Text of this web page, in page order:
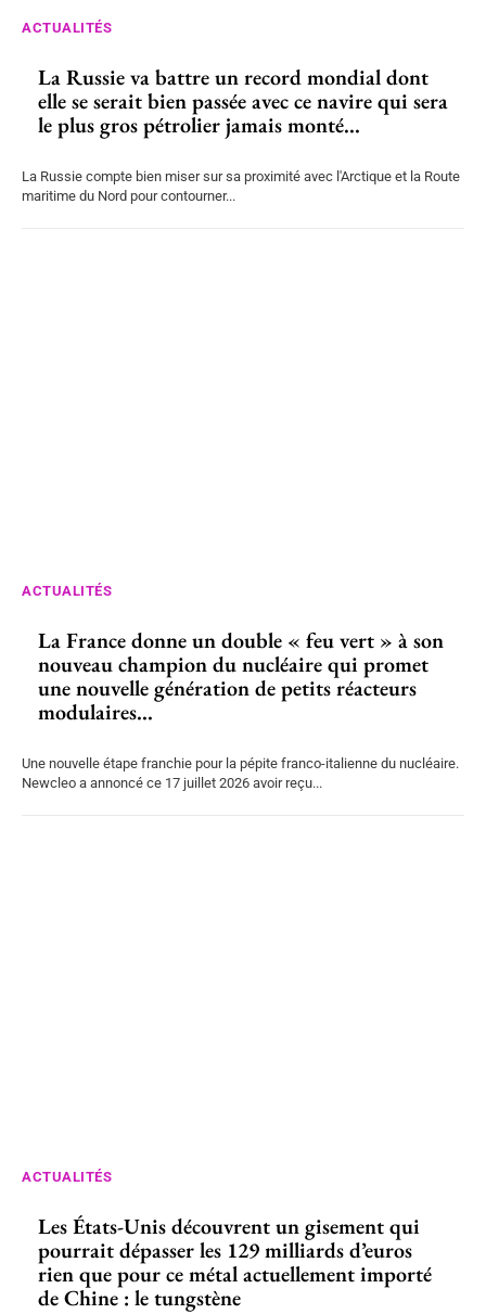
ACTUALITÉS
La Russie va battre un record mondial dont
elle se serait bien passée avec ce navire qui sera
le plus gros pétrolier jamais monté...
La Russie compte bien miser sur sa proximité avec l'Arctique et la Route
maritime du Nord pour contourner...
ACTUALITÉS
La France donne un double « feu vert » à son
nouveau champion du nucléaire qui promet
une nouvelle génération de petits réacteurs
modulaires...
Une nouvelle étape franchie pour la pépite franco-italienne du nucléaire.
Newcleo a annoncé ce 17 juillet 2026 avoir reçu...
ACTUALITÉS
Les États-Unis découvrent un gisement qui
pourrait dépasser les 129 milliards d’euros
rien que pour ce métal actuellement importé
de Chine : le tungstène